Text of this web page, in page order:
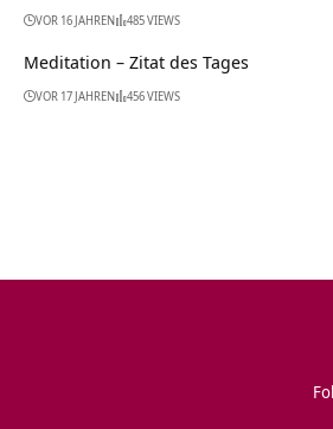
VOR 16 JAHREN 485 VIEWS
Meditation – Zitat des Tages
VOR 17 JAHREN 456 VIEWS